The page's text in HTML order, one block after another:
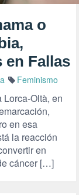
o
en Fallas
Feminismo
Oltà, en
en esa
la reacción
en
cáncer […]